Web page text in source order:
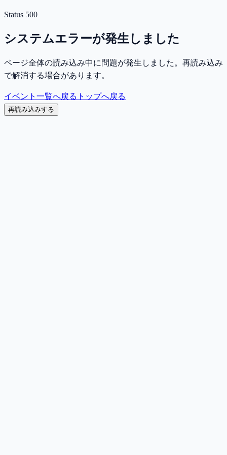
Status 500
システムエラーが発生しました
ページ全体の読み込み中に問題が発生しました。再読み込み
で解消する場合があります。
イベント一覧へ戻る トップへ戻る
再読み込みする